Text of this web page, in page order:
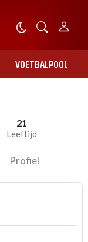
VOETBALPOOL
21
Leeftijd
Profiel